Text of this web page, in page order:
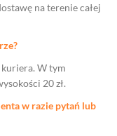
na terenie całej
W tym
20 zł.
w razie pytań lub